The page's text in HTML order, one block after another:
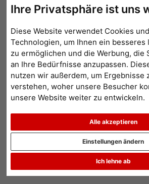
Ihre Privatsphäre ist uns
Diese Website verwendet Cookies
Technologien, um Ihnen ein
zu ermöglichen und die Werbung, die
an Ihre Bedürfnisse anzupassen.
nutzen wir außerdem, um Ergebnisse
verstehen, woher unsere Besucher
unsere Website weiter zu entwickeln.
Alle akzeptieren
Ich lehne ab
Einstellungen ändern
Zurück